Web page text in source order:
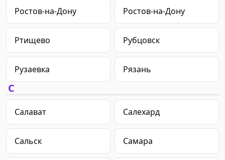
Ростов-на-Дону Ростов-на-Дону
Ртищево Рубцовск
Рузаевка Рязань
С
Салават Салехард
Сальск Самара